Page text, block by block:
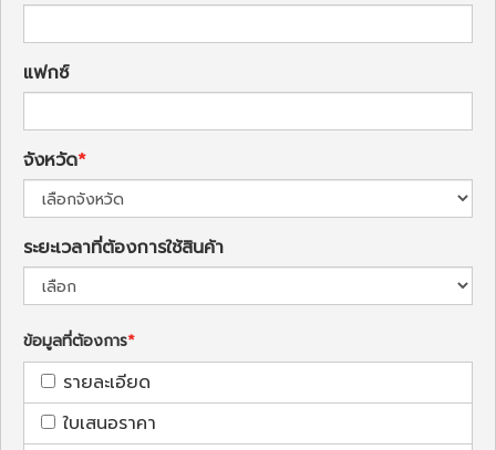
แฟกซ์
จังหวัด
ระยะเวลาที่ต้องการใช้สินค้า
ข้อมูลที่ต้องการ
รายละเอียด
ใบเสนอราคา